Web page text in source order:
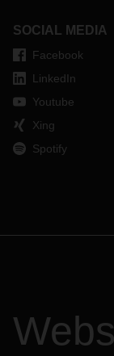
SOCIAL MEDIA
Facebook
LinkedIn
Youtube
Xing
Spotify